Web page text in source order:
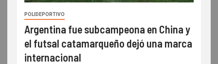
POLIDEPORTIVO
Argentina fue subcampeona en China y
el futsal catamarqueño dejó una marca
internacional